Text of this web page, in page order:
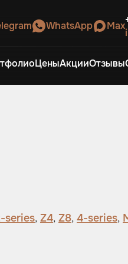
WhatsApp Max
ЦеныАкцииОтзывы
series, Z4, Z8, 4-series,